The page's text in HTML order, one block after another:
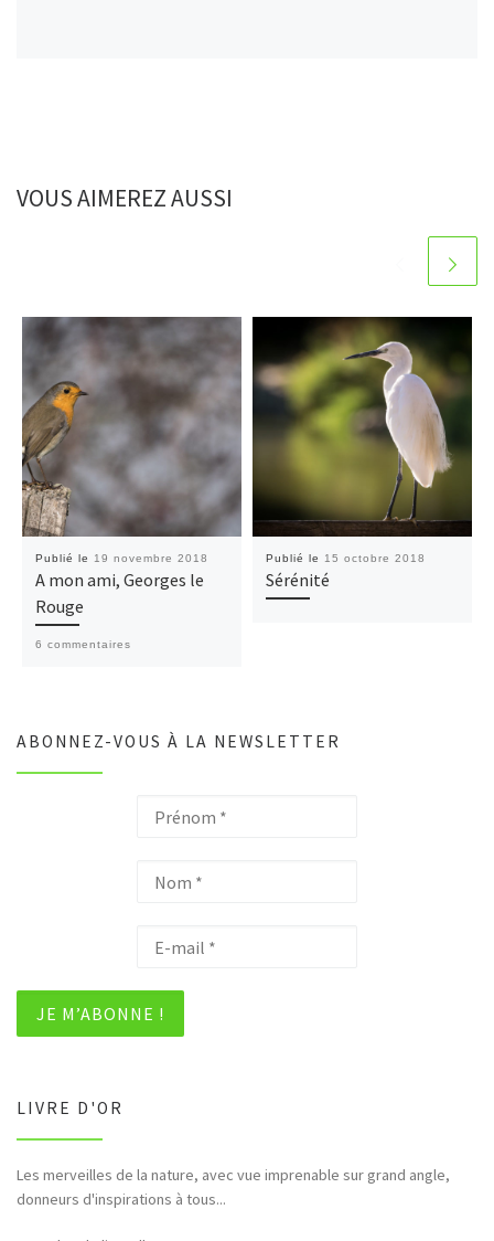
VOUS AIMEREZ AUSSI
Publié le 19 novembre 2018
A mon ami, Georges le
Rouge
6 commentaires
Publié le 15 octobre 2018
Sérénité
ABONNEZ-VOUS À LA NEWSLETTER
LIVRE D'OR
Les merveilles de la nature, avec vue imprenable sur grand angle,
donneurs d'inspirations à tous...